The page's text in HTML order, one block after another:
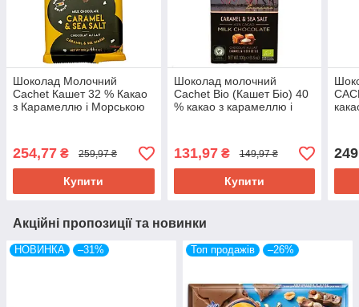
Шоколад Молочний
Cachet Кашет 32 % Какао
з Карамеллю і Морською
254,77 ₴ 259,97 ₴
Купити
Шоколад молочний
Cachet Bio (Кашет Біо) 40
% какао з карамеллю і
131,97₴ 149,97 ₴
Купити
Акційні пропозиції та новинки
НОВИНКА –31% Топ продажів –26%